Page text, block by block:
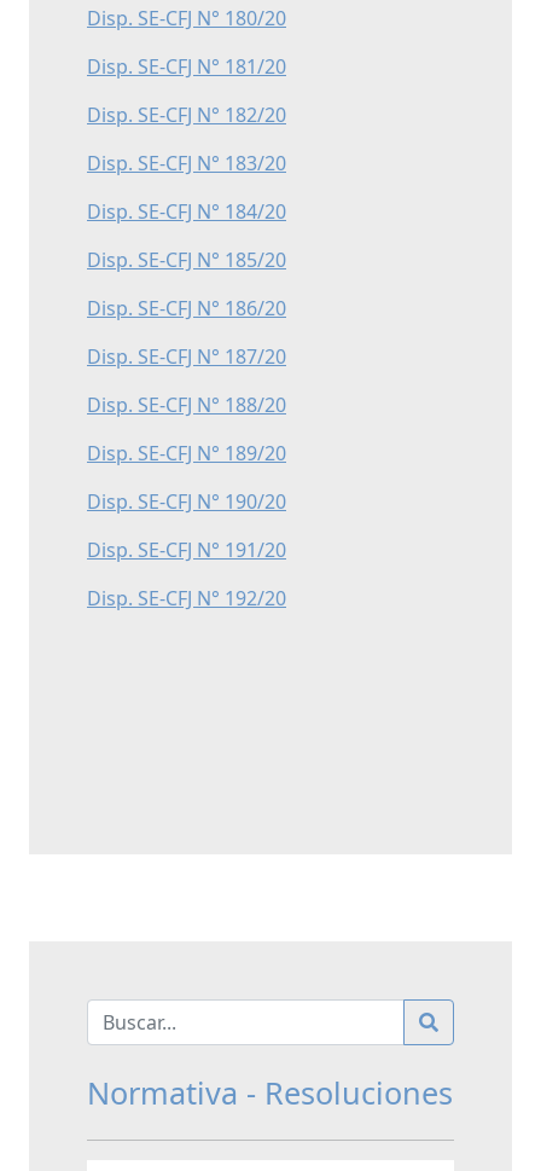
Disp. SE-CFJ N° 180/20
Disp. SE-CFJ N° 181/20
Disp. SE-CFJ N° 182/20
Disp. SE-CFJ N° 183/20
Disp. SE-CFJ N° 184/20
Disp. SE-CFJ N° 185/20
Disp. SE-CFJ N° 186/20
Disp. SE-CFJ N° 187/20
Disp. SE-CFJ N° 188/20
Disp. SE-CFJ N° 189/20
Disp. SE-CFJ N° 190/20
Disp. SE-CFJ N° 191/20
Disp. SE-CFJ N° 192/20
Normativa - Resoluciones